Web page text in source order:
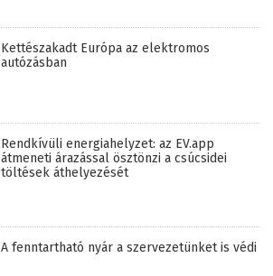
Kettészakadt Európa az elektromos
autózásban
Rendkívüli energiahelyzet: az EV.app
átmeneti árazással ösztönzi a csúcsidei
töltések áthelyezését
A fenntartható nyár a szervezetünket is védi